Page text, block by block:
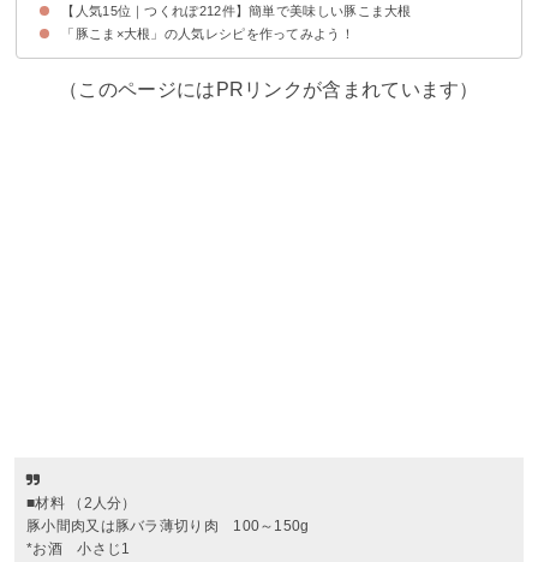
【人気15位｜つくれぽ212件】簡単で美味しい豚こま大根
「豚こま×大根」の人気レシピを作ってみよう！
（このページにはPRリンクが含まれています）
■材料 （2人分）
豚小間肉又は豚バラ薄切り肉 100～150g
*お酒 小さじ1